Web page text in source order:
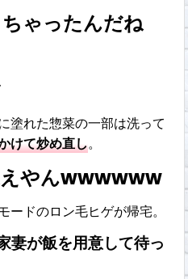
ゃったんだね
塗れた惣菜の一部は洗って
けて炒め直し。
えやんwwwwww
ードのロン毛ヒゲが帰宅。
妻が飯を用意して待っ